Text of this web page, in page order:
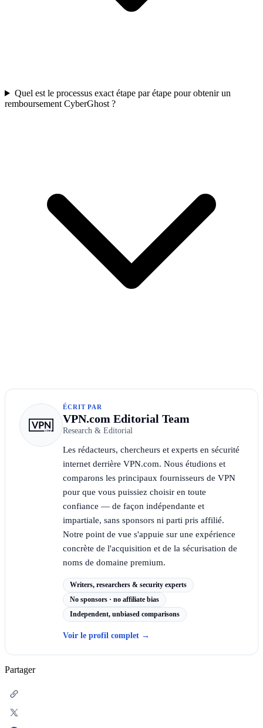
Quel est le processus exact étape par étape pour obtenir un
remboursement CyberGhost ?
ÉCRIT PAR
VPN.com Editorial Team
Research & Editorial
Les rédacteurs, chercheurs et experts en sécurité
internet derrière VPN.com. Nous étudions et
comparons les principaux fournisseurs de VPN
pour que vous puissiez choisir en toute
confiance — de façon indépendante et
impartiale, sans sponsors ni parti pris affilié.
Notre point de vue s'appuie sur une expérience
concrète de l'acquisition et de la sécurisation de
noms de domaine premium.
Writers, researchers & security experts
No sponsors · no affiliate bias
Independent, unbiased comparisons
Voir le profil complet →
Partager